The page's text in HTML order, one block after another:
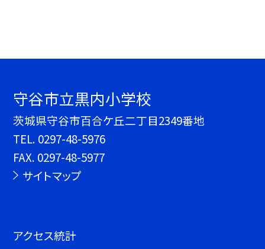
守谷市立黒内小学校
茨城県守谷市百合ケ丘二丁目2349番地
TEL. 0297-48-5976
FAX. 0297-48-5977
サイトマップ
アクセス統計